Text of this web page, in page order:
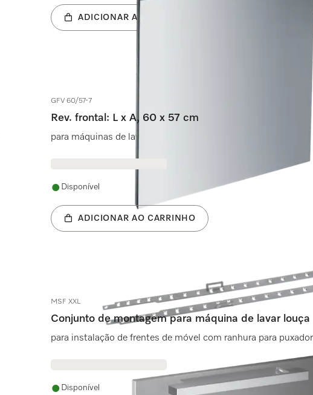
ADICIONAR AO CARRINHO
GFV 60/57-7
Rev. frontal: L x A, 60 x 57 cm
para máquinas de lavar louça de integrar.
Disponível
ADICIONAR AO CARRINHO
MSF XXL
Conjunto de montagem para máquina de lavar louça
para instalação de frentes de móvel com ranhura para
Disponível